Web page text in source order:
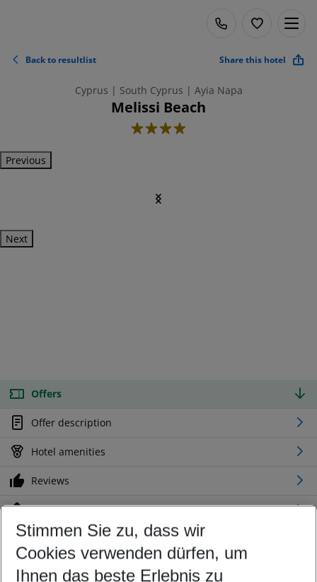
Back to resultlist Share this hotel
Cyprus | South Cyprus | Ayia Napa
Melissi Beach
4
Previous
Next
Offers
Offer description
Hotel amenities
Reviews
Location
Customize your offer
Find the perfect deal which suits your best
Stimmen Sie zu, dass wir
Cookies verwenden dürfen, um
Ihnen das beste Erlebnis zu